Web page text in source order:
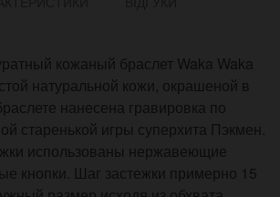
кожаный браслет Waka Waka
натуральной кожи, окрашеной в
нанесена гравировка по
старенькой игры суперхита Пэкмен.
использованы нержавеющие
кнопки. Шаг застежки примерно 15